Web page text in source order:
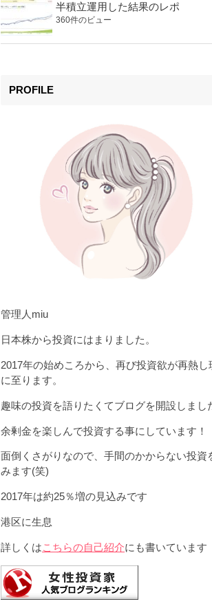
半積立運用した結果のレポ
360件のビュー
PROFILE
管理人miu
日本株から投資にはまりました。
2017年の始めころから、再び投資欲が再熱し
に至ります。
趣味の投資を語りたくてブログを開設しま
余剰金を楽しんで投資する事にしています！
面倒くさがりなので、手間のかからない投資
みます(笑)
2017年は約25％増の見込みです
港区に生息
詳しくはこちらの自己紹介にも書いています